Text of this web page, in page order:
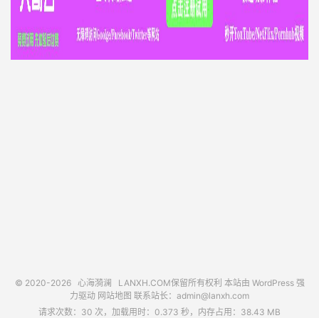
© 2020-2026 心海漪澜 LANXH.COM保留所有权利 本站由 WordPress 强
力驱动 网站地图 联系站长： admin@lanxh.com
请求次数：30 次，加载用时：0.373 秒，内存占用：38.43 MB